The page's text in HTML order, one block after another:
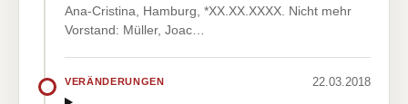
Ana-Cristina, Hamburg, *XX.XX.XXXX. Nicht mehr
Vorstand: Müller, Joac…
VERÄNDERUNGEN 22.03.2018